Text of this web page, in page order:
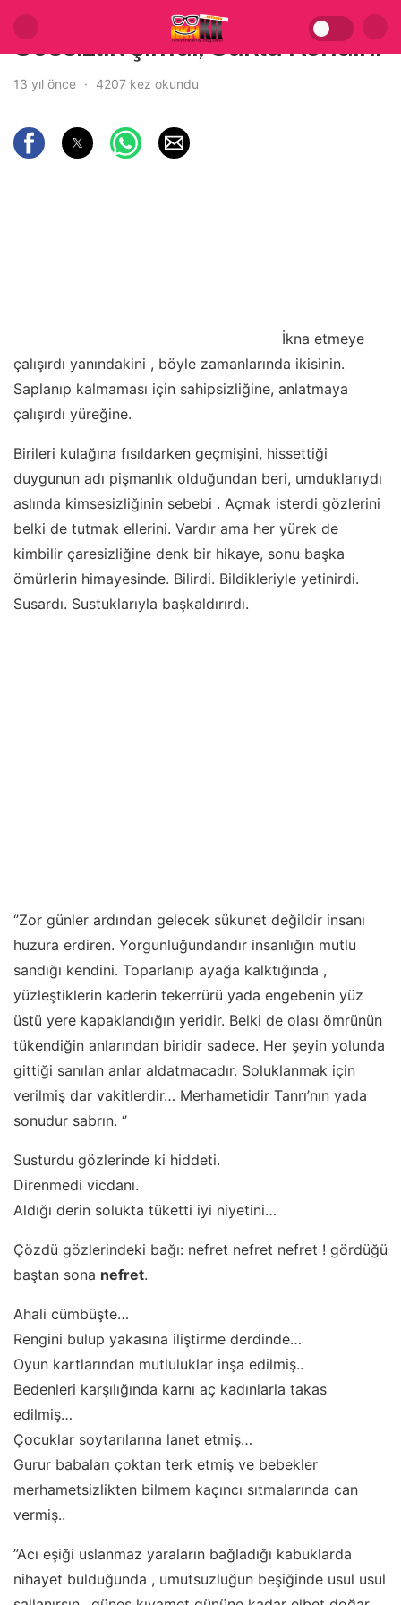
Sessizlik şimdi, Sakla Kendini
13 yıl önce 4207 kez okundu
İkna etmeye
çalışırdı yanındakini , böyle zamanlarında ikisinin.
Saplanıp kalmaması için sahipsizliğine, anlatmaya
çalışırdı yüreğine.
Birileri kulağına fısıldarken geçmişini, hissettiği
duygunun adı pişmanlık olduğundan beri, umduklarıydı
aslında kimsesizliğinin sebebi . Açmak isterdi gözlerini
belki de tutmak ellerini. Vardır ama her yürek de
kimbilir çaresizliğine denk bir hikaye, sonu başka
ömürlerin himayesinde. Bilirdi. Bildikleriyle yetinirdi.
Susardı. Sustuklarıyla başkaldırırdı.
‘’Zor günler ardından gelecek sükunet değildir insanı
huzura erdiren. Yorgunluğundandır insanlığın mutlu
sandığı kendini. Toparlanıp ayağa kalktığında ,
yüzleştiklerin kaderin tekerrürü yada engebenin yüz
üstü yere kapaklandığın yeridir. Belki de olası ömrünün
tükendiğin anlarından biridir sadece. Her şeyin yolunda
gittiği sanılan anlar aldatmacadır. Soluklanmak için
verilmiş dar vakitlerdir… Merhametidir Tanrı’nın yada
sonudur sabrın. ‘’
Susturdu gözlerinde ki hiddeti.
Direnmedi vicdanı.
Aldığı derin solukta tüketti iyi niyetini…
Çözdü gözlerindeki bağı: nefret nefret nefret ! gördüğü
baştan sona nefret.
Ahali cümbüşte…
Rengini bulup yakasına iliştirme derdinde…
Oyun kartlarından mutluluklar inşa edilmiş..
Bedenleri karşılığında karnı aç kadınlarla takas
edilmiş…
Çocuklar soytarılarına lanet etmiş…
Gurur babaları çoktan terk etmiş ve bebekler
merhametsizlikten bilmem kaçıncı sıtmalarında can
vermiş..
”Acı eşiği uslanmaz yaraların bağladığı kabuklarda
nihayet bulduğunda , umutsuzluğun beşiğinde usul usul